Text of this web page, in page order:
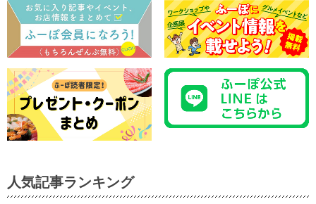
人気記事ランキング